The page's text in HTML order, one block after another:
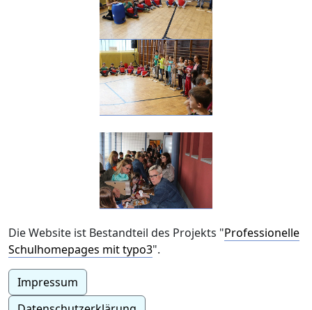
Die Website ist Bestandteil des Projekts "Professionelle
Schulhomepages mit typo3".
Impressum